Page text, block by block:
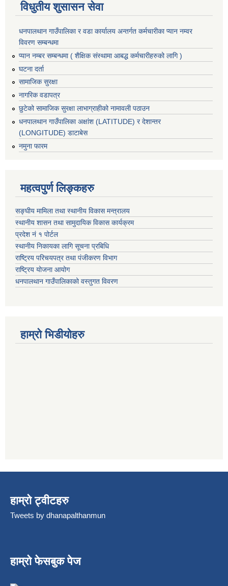
विधुतीय शुसासन सेवा
धनपालथान गाउँपालिका र वडा कार्यालय अन्तर्गत कर्मचारीका प्यान नम्वर
विवरण सम्बन्धमा
प्यान नम्बर सम्बन्धमा ( शैक्षिक संस्थामा आबद्ध कर्मचारीहरुको लागि )
घटना दर्ता
सामाजिक सुरक्षा
नागरिक वडापत्र
छुटेको सामाजिक सुरक्षा लाभाग्राहीको नामावली पठाउन
धनपालथान गाउँपालिका अक्षांश (LATITUDE) र देशान्तर
(LONGITUDE) डाटाबेस
नमुना फारम
महत्वपुर्ण लिङ्कहरु
सङ्घीय मामिला तथा स्थानीय विकास मन्त्रालय
स्थानीय शासन तथा सामुदायिक विकास कार्यक्रम
प्रदेश नं १ पोर्टल
स्थानीय निकायका लागि सूचना प्रबिधि
राष्ट्रिय परिचयपत्र तथा पंजीकरण विभाग
राष्ट्रिय योजना आयोग
धनपालथान गाउँपालिकाको वस्तुगत विवरण
हाम्रो भिडीयोहरु
हाम्रो ट्वीटहरु
Tweets by dhanapalthanmun
हाम्रो फेसबुक पेज